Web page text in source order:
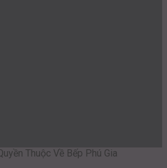
Thuộc Về Bếp Phú Gia